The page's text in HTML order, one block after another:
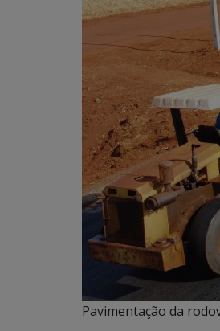
Pavimentação da